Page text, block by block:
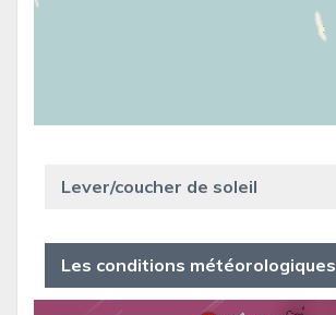
Lever/coucher de soleil
Les conditions météorologiques